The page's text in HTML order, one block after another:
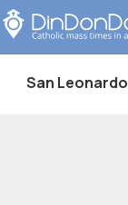
San Leonardo